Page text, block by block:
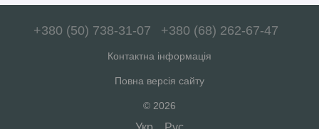
+380 (50) 738-31-07 +380 (68) 262-67-47
Контактна інформація
Повна версія сайту
© 2026